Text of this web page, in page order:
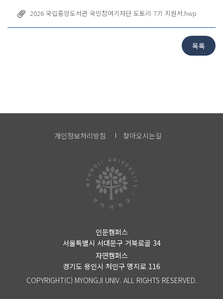
2026 국립중앙도서관 국민참여기자단 도토리 7기 지원서.hwp
개인정보처리방침 찾아오시는길
인문캠퍼스
서울특별시 서대문구 거북로골 34
자연캠퍼스
경기도 용인시 처인구 명지로 116
COPYRIGHT(C) MYONGJI UNIV. ALL RIGHTS RESERVED.